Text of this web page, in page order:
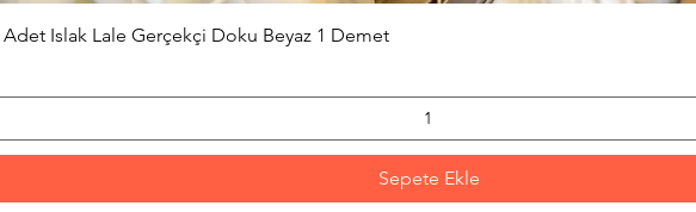
Islak Lale Gerçekçi Doku Beyaz 1 Demet
Sepete Ekle